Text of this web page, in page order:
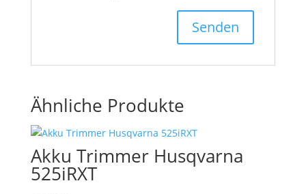
Ähnliche Produkte
Akku Trimmer Husqvarna
525iRXT